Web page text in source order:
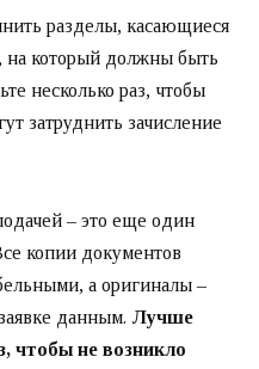
разделы, касающиеся
на который должны быть
несколько раз, чтобы
затруднить зачисление
– это еще один
копии документов
а оригиналы –
данным. Лучше
чтобы не возникло